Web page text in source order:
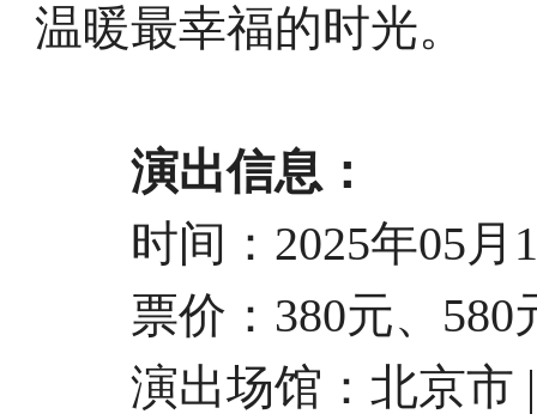
温暖最幸福的时光。
演出信息：
时间：2025年05月
票价：380元、580
演出场馆：北京市 |